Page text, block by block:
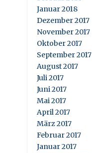
Januar 2018
Dezember 2017
November 2017
Oktober 2017
September 2017
August 2017
Juli 2017
Juni 2017
Mai 2017
April 2017
März 2017
Februar 2017
Januar 2017